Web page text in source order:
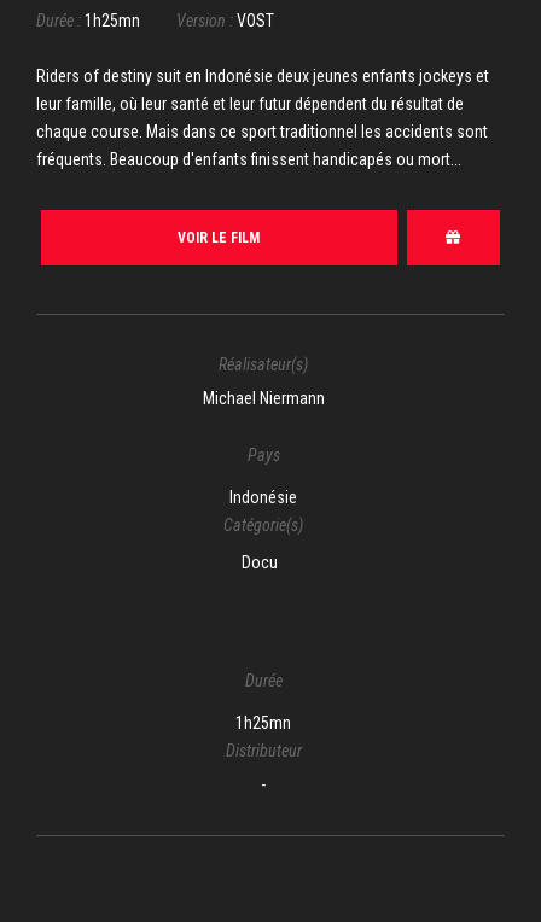
Durée :1h25mn Version :VOST
Riders of destiny suit en Indonésie deux jeunes enfants jockeys et
leur famille, où leur santé et leur futur dépendent du résultat de
chaque course. Mais dans ce sport traditionnel les accidents sont
fréquents. Beaucoup d'enfants finissent handicapés ou mort...
VOIR LE FILM
Réalisateur(s)
Michael Niermann
Pays
Indonésie
Catégorie(s)
Docu
Durée
1h25mn
Distributeur
-